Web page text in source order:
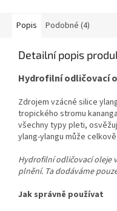
Popis Podobné (4)
Detailní popis
Hydrofilní odličovací
Zdrojem vzácné silice
tropického stromu
všechny typy pleti,
ylang-ylangu může
Hydrofilní odličovací oleje
plnění. Ta dodáváme
Jak správně používat